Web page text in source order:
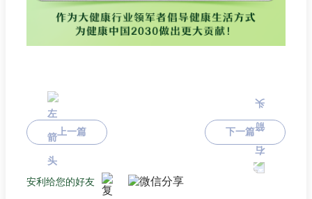
上一篇 下一篇
安利给您的好友